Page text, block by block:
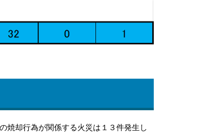
焼却行為が関係する火災は１３件発生し